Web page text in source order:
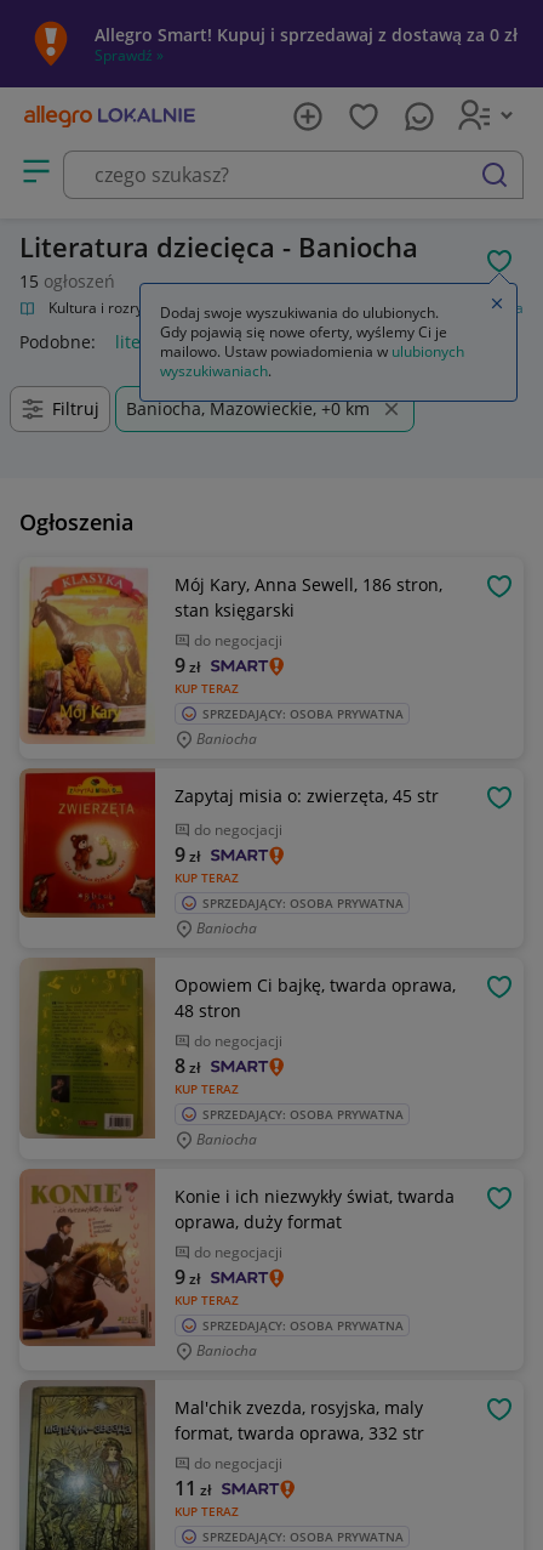
Allegro Smart! Kupuj i sprzedawaj z dostawą za 0 zł
Sprawdź »
Otwórz menu z kategoriami
szukaj
Literatura dziecięca - Baniocha
15 ogłoszeń
Kultura i rozrywka Książki Książki dla dzieci Literatura dziecięca
Podobne: literatura dziecięca
Filtruj Baniocha, Mazowieckie, +0 km
Ogłoszenia
Mój Kary, Anna Sewell, 186 stron,
stan księgarski
do negocjacji
KUP TERAZ
9zł
SPRZEDAJĄCY: OSOBA PRYWATNA
Baniocha
Zapytaj misia o: zwierzęta, 45 str
do negocjacji
KUP TERAZ
9zł
SPRZEDAJĄCY: OSOBA PRYWATNA
Baniocha
Opowiem Ci bajkę, twarda oprawa,
48 stron
do negocjacji
KUP TERAZ
8zł
SPRZEDAJĄCY: OSOBA PRYWATNA
Baniocha
Konie i ich niezwykły świat, twarda
oprawa, duży format
do negocjacji
KUP TERAZ
9zł
SPRZEDAJĄCY: OSOBA PRYWATNA
Baniocha
Mal'chik zvezda, rosyjska, maly
format, twarda oprawa, 332 str
do negocjacji
KUP TERAZ
11 zł
SPRZEDAJĄCY: OSOBA PRYWATNA
Dodaj swoje wyszukiwania do ulubionych.
Gdy pojawią się nowe oferty, wyślemy Ci je
mailowo. Ustaw powiadomienia w ulubionych
wyszukiwaniach.